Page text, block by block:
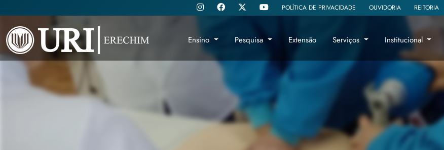
Ensino Pesquisa Extensão Serviços Institucional
POLÍTICA DE PRIVACIDADE OUVIDORIA REITORIA